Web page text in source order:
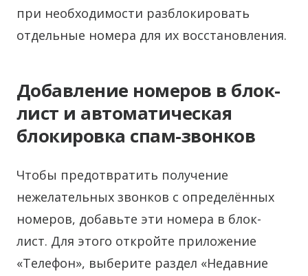
при необходимости разблокировать
отдельные номера для их восстановления.
Добавление номеров в блок-
лист и автоматическая
блокировка спам-звонков
Чтобы предотвратить получение
нежелательных звонков с определённых
номеров, добавьте эти номера в блок-
лист. Для этого откройте приложение
«Телефон», выберите раздел «Недавние